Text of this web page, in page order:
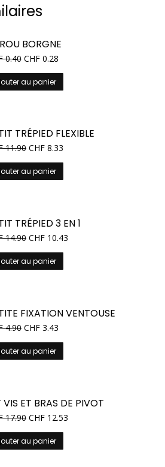
BORGNE
0.40 CHF 0.28
au panier
TRÉPIED FLEXIBLE
11.90 CHF 8.33
au panier
TRÉPIED 3 EN 1
14.90 CHF 10.43
au panier
FIXATION VENTOUSE
4.90 CHF 3.43
au panier
VIS ET BRAS DE PIVOT
17.90 CHF 12.53
au panier